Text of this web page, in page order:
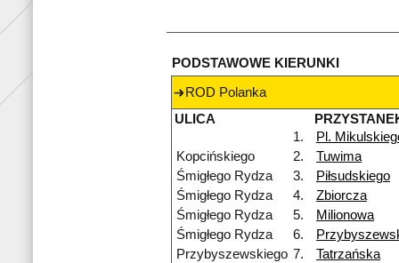
PODSTAWOWE KIERUNKI
ROD Polanka
ULICA
1.
Pl.
Kopcińskiego
2.
Tuwima
Śmigłego Rydza
3.
Piłsudskiego
Śmigłego Rydza
4.
Zbiorcza
Śmigłego Rydza
5.
Milionowa
Śmigłego Rydza
6.
Przybyszewskiego 7.
Tatrzańska